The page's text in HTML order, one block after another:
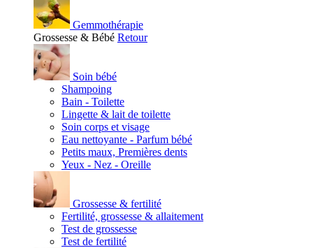
Gemmothérapie
Grossesse & Bébé Retour
Soin bébé
Shampoing
Bain - Toilette
Lingette & lait de toilette
Soin corps et visage
Eau nettoyante - Parfum bébé
Petits maux, Premières dents
Yeux - Nez - Oreille
Grossesse & fertilité
Fertilité, grossesse & allaitement
Test de grossesse
Test de fertilité